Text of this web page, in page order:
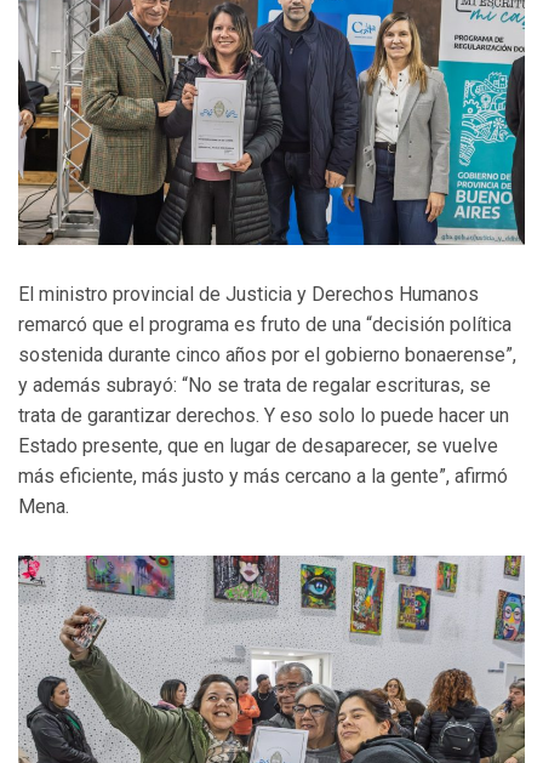
El ministro provincial de Justicia y Derechos Humanos
remarcó que el programa es fruto de una “decisión política
sostenida durante cinco años por el gobierno bonaerense”,
y además subrayó: “No se trata de regalar escrituras, se
trata de garantizar derechos. Y eso solo lo puede hacer un
Estado presente, que en lugar de desaparecer, se vuelve
más eficiente, más justo y más cercano a la gente”, afirmó
Mena.